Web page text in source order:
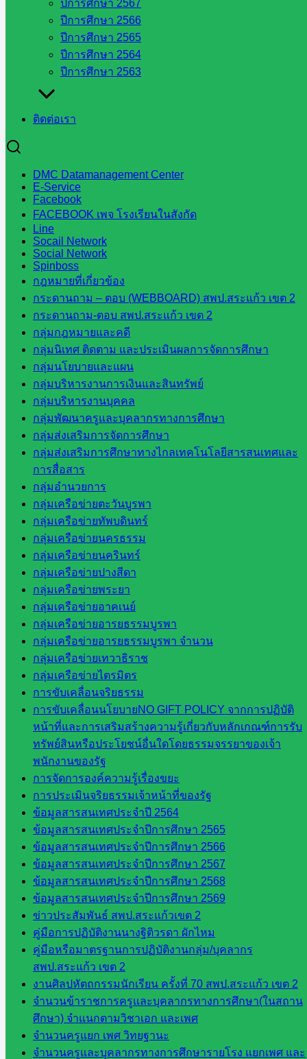
ปีการศึกษา 2567
ปีการศึกษา 2566
ปีการศึกษา 2565
ปีการศึกษา 2564
ปีการศึกษา 2563
ติดต่อเรา
DMC Datamanagement Center
E-Service
Facebook
FACEBOOK เพจ โรงเรียนในสังกัด
Line
Socail Network
Social Network
Spinboss
กฎหมายที่เกี่ยวข้อง
กระดานถาม – ตอบ (WEBBOARD) สพป.สระแก้ว เขต 2
กระดานถาม-ตอบ สพป.สระแก้ว เขต 2
กลุ่มกฎหมายและคดี
กลุ่มนิเทศ ติดตาม และประเมินผลการจัดการศึกษา
กลุ่มนโยบายและแผน
กลุ่มบริหารงานการเงินและสินทรัพย์
กลุ่มบริหารงานบุคคล
กลุ่มพัฒนาครูและบุคลากรทางการศึกษา
กลุ่มส่งเสริมการจัดการศึกษา
กลุ่มส่งเสริมการศึกษาทางไกลเทคโนโลยีสารสนเทศและ
การสื่อสาร
กลุ่มอำนวยการ
กลุ่มเครือข่ายตะวันบูรพา
กลุ่มเครือข่ายทัพบดินทร์
กลุ่มเครือข่ายนครธรรม
กลุ่มเครือข่ายนครินทร์
กลุ่มเครือข่ายปางสีดา
กลุ่มเครือข่ายพระยา
กลุ่มเครือข่ายอาคเนย์
กลุ่มเครือข่ายอารยธรรมบูรพา
กลุ่มเครือข่ายอารยธรรมบูรพา จำนวน
กลุ่มเครือข่ายเทวาธิราช
กลุ่มเครือข่ายไตรมิตร
การขับเคลื่อนจริยธรรม
การขับเคลื่อนนโยบายNO GIFT POLICY จากการปฏิบัติ
หน้าที่และการเสริมสร้างความรู้เกี่ยวกับหลักเกณฑ์การรับ
ทรัพย์สินหรือประโยชน์อื่นใดโดยธรรมจรรยาของเจ้า
พนักงานของรัฐ
การจัดการองค์ความรู้เรื่องขยะ
การประเมินจริยธรรมเจ้าหน้าที่ของรัฐ
ข้อมูลสารสนเทศประจำปี 2564
ข้อมูลสารสนเทศประจำปีการศึกษา 2565
ข้อมูลสารสนเทศประจำปีการศึกษา 2566
ข้อมูลสารสนเทศประจำปีการศึกษา 2567
ข้อมูลสารสนเทศประจำปีการศึกษา 2568
ข้อมูลสารสนเทศประจำปีการศึกษา 2569
ข่าวประสัมพันธ์ สพป.สระแก้วเขต 2
คู่มือการปฏิบัติงานนางฐิติวรดา ผักไหม
คู่มือหรือมาตรฐานการปฏิบัติงานกลุ่ม/บุคลากร
สพป.สระแก้ว เขต 2
งานศิลปหัตถกรรมนักเรียน ครั้งที่ 70 สพป.สระแก้ว เขต 2
จำนวนข้าราชการครูและบุคลากรทางการศึกษา(ในสถาน
ศึกษา) จำแนกตามวิชาเอก และเพศ
จำนวนครูแยก เพศ วิทยฐานะ
จำนวนครูและบุคลากรทางการศึกษารายโรง แยกเพศ และ
สิงหาคม 7, 2025สิงหาคม 8, 2025
วันพุธ ที่ ๖ สิงหาคม พ.ศ.๒๕๖๘ สำนักงานเขตพื้นที่การศึกษ […]
สพป.สระแก้ว เขต 2 ทำกิจกรรมเข้าแถว
เคารพธงชาติ สวดมนต์ไหว้พระ กล่าวคำ
ปฏิญญาการดำเนินงานเขตสุจริต
สิงหาคม 4, 2025สิงหาคม 4, 2025
วันจันทร์ ที่ 04 สิงหาคม พ.ศ.2568 บุคลากรสำนักงานเขตพื้ […]
… 6
หน่วยงาน
ที่เกี่ยวข้อง
กระทรวง
ศึกษาธิการ
กระทรวง
การ
อุดมศึกษา
สำนักงาน
เลขาธิการ
สภาการ
ศึกษา
สำนักงาน
คณะ
กรรมการ
การ
อาชีวศึกษา
สำนักงาน
คณะ
กรรมการ
การศึกษา
ขั้นพื้น
รายชื่อ
มหาวิทยาลัย
ใน
ประเทศไทย
เว็บไซต์
สำนักต่าง
ๆ ใน
สพฐ.
เว็บไซต์
สพม. ใน
สังกัด
สพฐ.
เว็บไซต์
สพป. ใน
สังกัด
สพฐ.
กรมบัญชี
กลาง
สำนักงาน
ส.ก.ส.ค